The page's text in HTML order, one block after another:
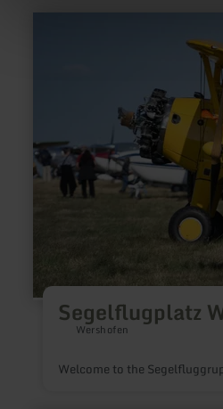
Segelflugplatz
Wershofen
Welcome to the